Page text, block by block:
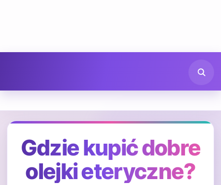
Gdzie kupić dobre
olejki eteryczne?